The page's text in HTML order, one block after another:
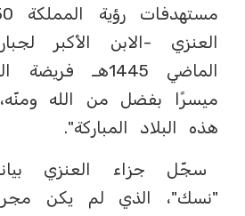
العنزي -الابن الأكبر
الماضي 1445هـ
ميسرًا بفضل من الله
هذه البلاد المباركة".
سجّل جزاء العنزي
"نسك"، الذي لم يكن